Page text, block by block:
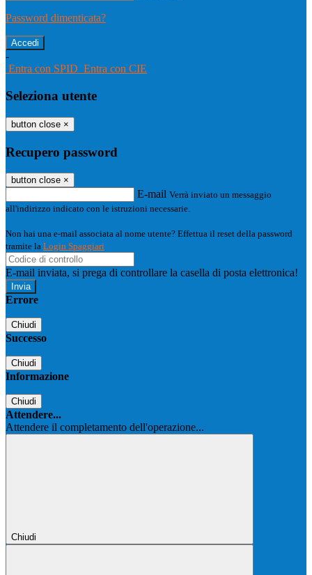
Password dimenticata?
-
Entra con SPID Entra con CIE
Seleziona utente
button close ×
Recupero password
button close ×
E-mail Verrà inviato un messaggio
all'indirizzo indicato con le istruzioni necessarie.
Non hai una e-mail associata al nome utente? Effettua il reset della password
tramite la Login Spaggiari
E-mail inviata, si prega di controllare la casella di posta elettronica!
Errore
Chiudi
Successo
Chiudi
Informazione
Chiudi
Attendere...
Attendere il completamento dell'operazione...
Chiudi